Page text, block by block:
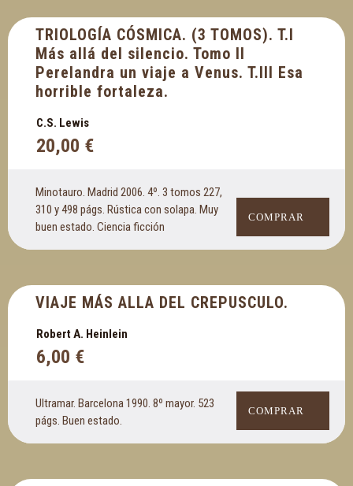
TRIOLOGÍA CÓSMICA. (3 TOMOS). T.I
Más allá del silencio. Tomo II
Perelandra un viaje a Venus. T.III Esa
horrible fortaleza.
C.S. Lewis
20,00 €
Minotauro. Madrid 2006. 4º. 3 tomos 227,
310 y 498 págs. Rústica con solapa. Muy
buen estado. Ciencia ficción
COMPRAR
VIAJE MÁS ALLA DEL CREPUSCULO.
Robert A. Heinlein
6,00 €
Ultramar. Barcelona 1990. 8º mayor. 523
págs. Buen estado.
COMPRAR